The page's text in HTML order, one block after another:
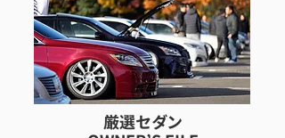
厳選セダン